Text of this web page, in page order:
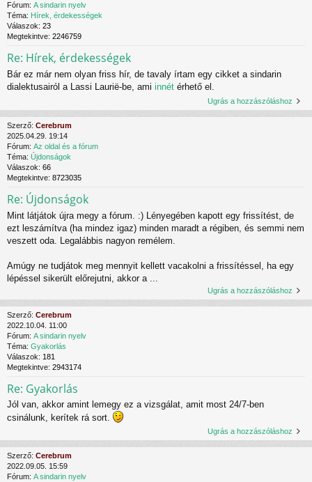
Fórum: A sindarin nyelv
Téma: Hírek, érdekességek
Válaszok: 23
Megtekintve: 2246759
Re: Hírek, érdekességek
Bár ez már nem olyan friss hír, de tavaly írtam egy cikket a sindarin
dialektusairól a Lassi Laurië-be, ami innét érhető el.
Ugrás a hozzászóláshoz
Szerző: Cerebrum
2025.04.29. 19:14
Fórum: Az oldal és a fórum
Téma: Újdonságok
Válaszok: 66
Megtekintve: 8723035
Re: Újdonságok
Mint látjátok újra megy a fórum. :) Lényegében kapott egy frissítést, de
ezt leszámítva (ha mindez igaz) minden maradt a régiben, és semmi nem
veszett oda. Legalábbis nagyon remélem.
Amúgy ne tudjátok meg mennyit kellett vacakolni a frissítéssel, ha egy
lépéssel sikerült előrejutni, akkor a ...
Ugrás a hozzászóláshoz
Szerző: Cerebrum
2022.10.04. 11:00
Fórum: A sindarin nyelv
Téma: Gyakorlás
Válaszok: 181
Megtekintve: 2943174
Re: Gyakorlás
Jól van, akkor amint lemegy ez a vizsgálat, amit most 24/7-ben
csinálunk, kerítek rá sort.
Ugrás a hozzászóláshoz
Szerző: Cerebrum
2022.09.05. 15:59
Fórum: A sindarin nyelv